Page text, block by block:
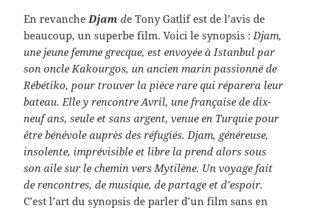
En revancheDjam de Tony Gatlif est de l’avis de
beaucoup, un superbe film. Voici le synopsis :Djam,
une jeune femme grecque, est envoyée à Istanbul par
son oncle Kakourgos, un ancien marin passionné de
Rébétiko, pour trouver la pièce rare qui réparera leur
bateau. Elle y rencontre Avril, une française de dix-
neuf ans, seule et sans argent, venue en Turquie pour
être bénévole auprès des réfugiés. Djam, généreuse,
insolente, imprévisible et libre la prend alors sous
son aile sur le chemin vers Mytilène. Un voyage fait
de rencontres, de musique, de partage et d’espoir.
C’est l’art du synopsis de parler d’un film sans en